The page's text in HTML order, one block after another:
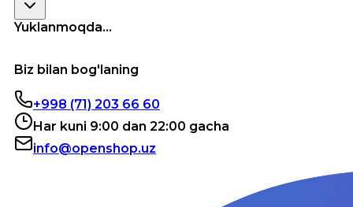
Yuklanmoqda...
Biz bilan bog'laning
+998 (71) 203 66 60
Har kuni 9:00 dan 22:00 gacha
info@openshop.uz